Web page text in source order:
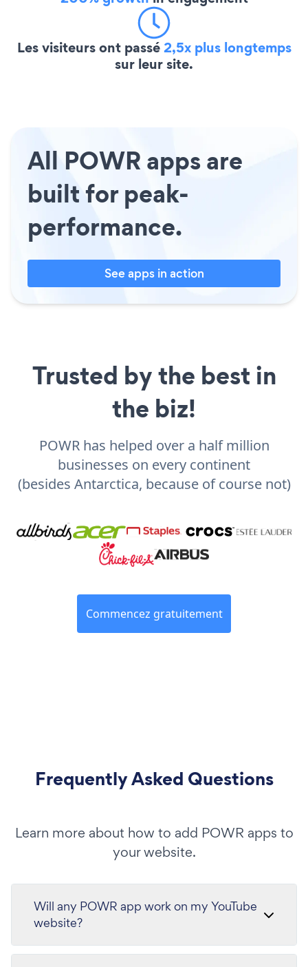
Les visiteurs ont passé2,5x plus longtemps
sur leur site.
All POWR apps are
built for peak-
performance.
See apps in action
Trusted by the best in
the biz!
POWR has helped over a half million
businesses on every continent
(besides Antarctica, because of course not)
Commencez gratuitement
Frequently Asked Questions
Learn more about how to add POWR apps to
your website.
Will any POWR app work on my YouTube
website?